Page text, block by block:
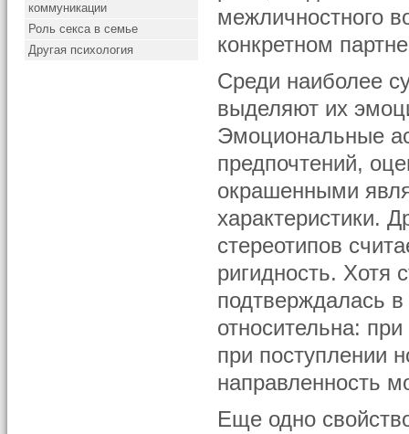
коммуникации
Роль секса в семье
Другая психология
межличностного
конкретном
Среди наиболее
выделяют их
Эмоциональные
предпочтений,
окрашенными
характеристики.
стереотипов
ригидность. Хотя
подтверждалась
относительна:
при поступлении
направленность
Еще одно